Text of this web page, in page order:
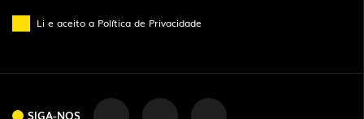
Li e aceito a Política de Privacidade
SIGA-NOS